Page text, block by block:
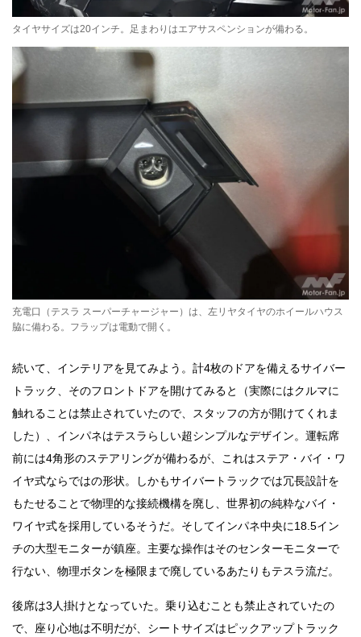
タイヤサイズは20インチ。足まわりはエアサスペンションが備わる。
充電口（テスラ スーパーチャージャー）は、左リヤタイヤのホイールハウス
脇に備わる。フラップは電動で開く。
続いて、インテリアを見てみよう。計4枚のドアを備えるサイバー
トラック、そのフロントドアを開けてみると（実際にはクルマに
触れることは禁止されていたので、スタッフの方が開けてくれま
した）、インパネはテスラらしい超シンプルなデザイン。運転席
前には4角形のステアリングが備わるが、これはステア・バイ・ワ
イヤ式ならではの形状。しかもサイバートラックでは冗長設計を
もたせることで物理的な接続機構を廃し、世界初の純粋なバイ・
ワイヤ式を採用しているそうだ。そしてインパネ中央に18.5イン
チの大型モニターが鎮座。主要な操作はそのセンターモニターで
行ない、物理ボタンを極限まで廃しているあたりもテスラ流だ。
後席は3人掛けとなっていた。乗り込むことも禁止されていたの
で、座り心地は不明だが、シートサイズはピックアップトラック